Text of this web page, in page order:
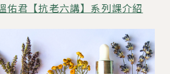
君【抗老六講】系列課介紹